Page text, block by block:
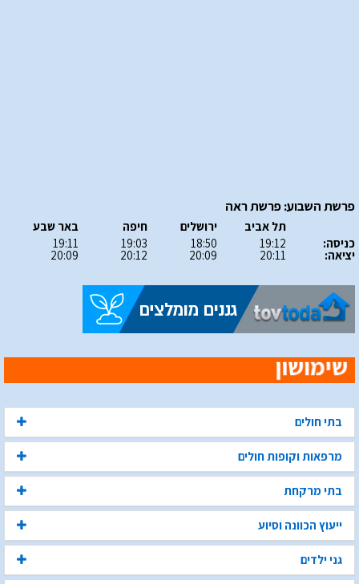
פרשת השבוע: פרשת ראה
כניסה:
יציאה:
תל אביב
19:12
20:11
ירושלים
18:50
20:09
חיפה
19:03
20:12
באר שבע
19:11
20:09
בתי חולים
מרפאות וקופות חולים
בתי מרקחת
ייעוץ הכוונה וסיוע
גני ילדים